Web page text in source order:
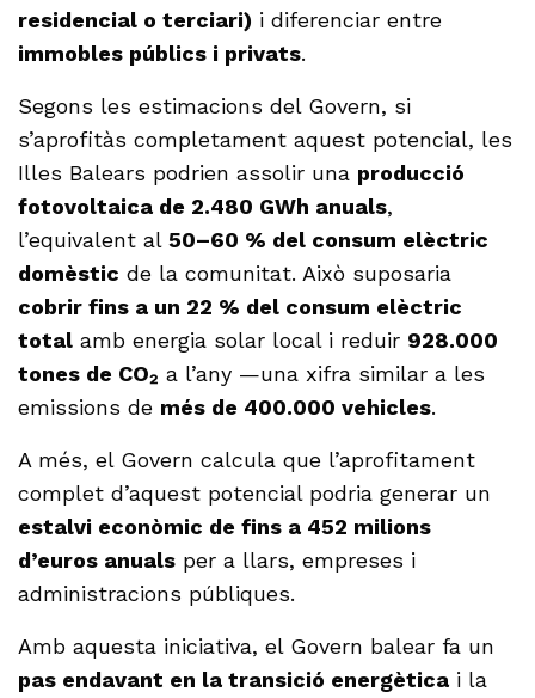
residencial o terciari) i diferenciar entre
immobles públics i privats.
Segons les estimacions del Govern, si
s’aprofitàs completament aquest potencial, les
Illes Balears podrien assolir una producció
fotovoltaica de 2.480 GWh anuals,
l’equivalent al50–60 % del consum elèctric
domèstic de la comunitat. Això suposaria
cobrir fins a un 22 % del consum elèctric
total amb energia solar local i reduir 928.000
tones de CO₂ a l’any —una xifra similar a les
emissions de més de 400.000 vehicles.
A més, el Govern calcula que l’aprofitament
complet d’aquest potencial podria generar un
estalvi econòmic de fins a 452 milions
d’euros anuals per a llars, empreses i
administracions públiques.
Amb aquesta iniciativa, el Govern balear fa un
pas endavant en la transició energètica i la